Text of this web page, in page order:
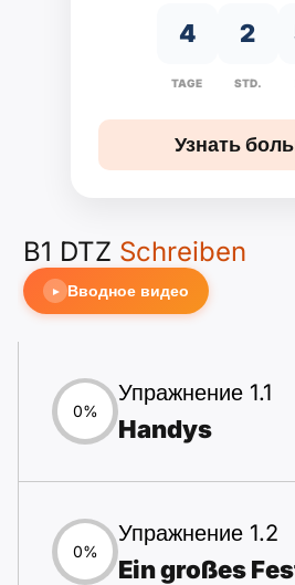
4
TAGE
2
STD.
Узнать
B1 DTZ Schreiben
► Вводное видео
0%
Упражнение 1.1
Handys
0%
Упражнение 1.2
Ein großes